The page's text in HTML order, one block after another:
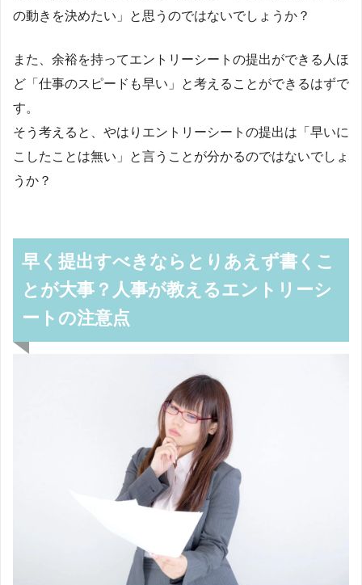
の動きを決めたい」と思うのではないでしょうか？
また、余裕を持ってエントリーシートの提出ができる人ほ
ど「仕事のスピードも早い」と考えることができるはずで
す。
そう考えると、やはりエントリーシートの提出は「早いに
こしたことは無い」と言うことが分かるのではないでしょ
うか？
早く提出すべきならとりあえず書くこ
とが大事？人事が教えるエントリーシ
ートの注意点